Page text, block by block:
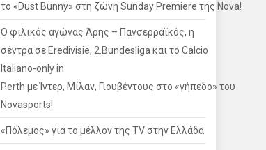
το «Dust Bunny» στη ζώνη Sunday Premiere της Nova!
Ο φιλικός αγώνας Άρης – Πανσερραϊκός, η
σέντρα σε Eredivisie, 2.Bundesliga και το Calcio
Italiano-only in
Perth με Ίντερ, Μίλαν, Γιουβέντους στο «γήπεδο» του
Novasports!
«Πόλεμος» για το μέλλον της TV στην Ελλάδα